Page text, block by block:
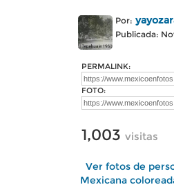
Por:
Publicada:
PERMALINK:
FOTO:
1,003 visitas
Ver fotos de
Mexicana